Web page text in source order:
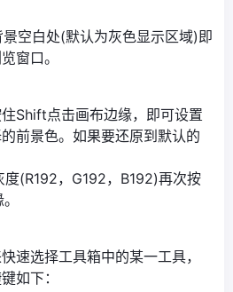
空白处(默认为灰色显示区域)即
窗口。
Shift点击画布边缘，即可设置
前景色。如果要还原到默认的
(R192，G192，B192)再次按
速选择工具箱中的某一工具，
如下：